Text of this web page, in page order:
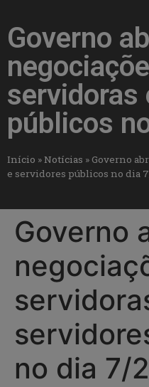
Governo
servidoras
públicos
Início »Notícias » Governo
e servidores públicos no dia
Governo
no dia 7/2